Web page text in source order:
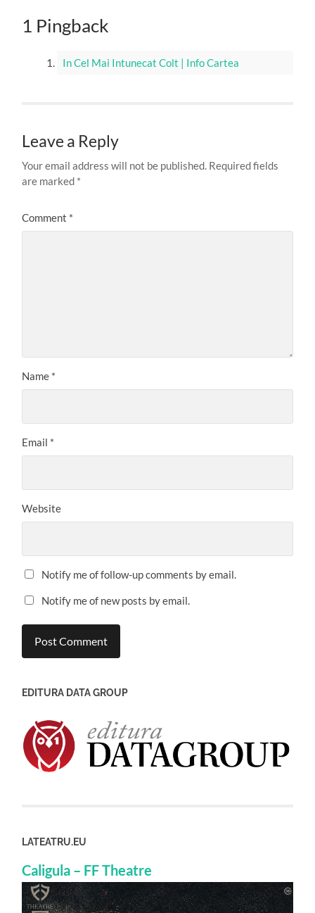
1 Pingback
In Cel Mai Intunecat Colt | Info Cartea
Leave a Reply
Your email address will not be published. Required fields
are marked *
Comment *
Name *
Email *
Website
Notify me of follow-up comments by email.
Notify me of new posts by email.
EDITURA DATA GROUP
LATEATRU.EU
Caligula – FF Theatre